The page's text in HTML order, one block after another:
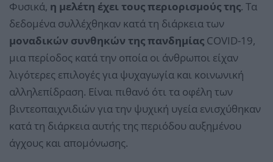
Φυσικά, η μελέτη έχει τους περιορισμούς της. Τα
δεδομένα συλλέχθηκαν κατά τη διάρκεια των
μοναδικών συνθηκών της πανδημίας COVID-19,
μια περίοδος κατά την οποία οι άνθρωποι είχαν
λιγότερες επιλογές για ψυχαγωγία και κοινωνική
αλληλεπίδραση. Είναι πιθανό ότι τα οφέλη των
βιντεοπαιχνιδιών για την ψυχική υγεία ενισχύθηκαν
κατά τη διάρκεια αυτής της περιόδου αυξημένου
άγχους και απομόνωσης.